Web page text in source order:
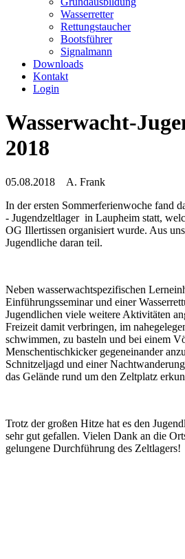
Wasserretter
Rettungstaucher
Bootsführer
Signalmann
Downloads
Kontakt
Login
Wasserwacht-
2018
05.08.2018
A. Frank
In der ersten Sommerferienwoche fand
- Jugendzeltlager in Laupheim statt,
OG Illertissen organisiert wurde. Aus
Jugendliche daran teil.
Neben wasserwachtspezifischen
Einführungsseminar und einer
Jugendlichen viele weitere Aktivitäten
Freizeit damit verbringen, im
schwimmen, zu basteln und bei einem
Menschentischkicker gegeneinander
Schnitzeljagd und einer
das Gelände rund um den Zeltplatz
Trotz der großen Hitze hat es den
sehr gut gefallen. Vielen Dank an die
gelungene Durchführung des Zeltlagers!